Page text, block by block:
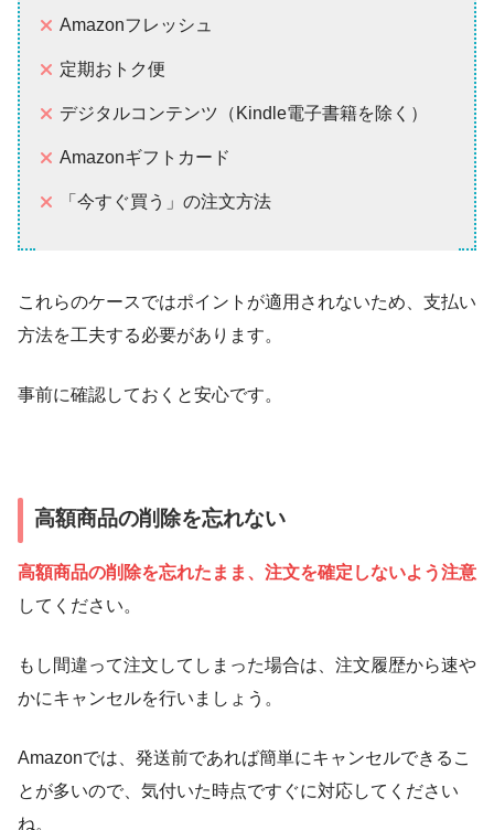
Amazonフレッシュ
定期おトク便
デジタルコンテンツ（Kindle電子書籍を除く）
Amazonギフトカード
「今すぐ買う」の注文方法
これらのケースではポイントが適用されないため、支払い
方法を工夫する必要があります。
事前に確認しておくと安心です。
高額商品の削除を忘れない
高額商品の削除を忘れたまま、注文を確定しないよう注意
してください。
もし間違って注文してしまった場合は、注文履歴から速や
かにキャンセルを行いましょう。
Amazonでは、発送前であれば簡単にキャンセルできるこ
とが多いので、気付いた時点ですぐに対応してください
ね。